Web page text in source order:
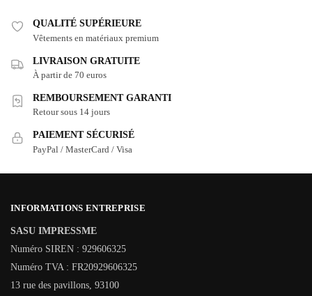
QUALITÉ SUPÉRIEURE
Vêtements en matériaux premium
LIVRAISON GRATUITE
À partir de 70 euros
REMBOURSEMENT GARANTI
Retour sous 14 jours
PAIEMENT SÉCURISÉ
PayPal / MasterCard / Visa
INFORMATIONS ENTREPRISE
SASU IMPRESSME
Numéro SIREN : 929606325
Numéro TVA : FR20929606325
13 rue des pavillons, 93100